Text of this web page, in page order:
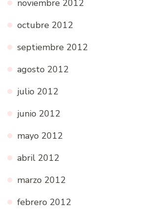
noviembre 2012
octubre 2012
septiembre 2012
agosto 2012
julio 2012
junio 2012
mayo 2012
abril 2012
marzo 2012
febrero 2012